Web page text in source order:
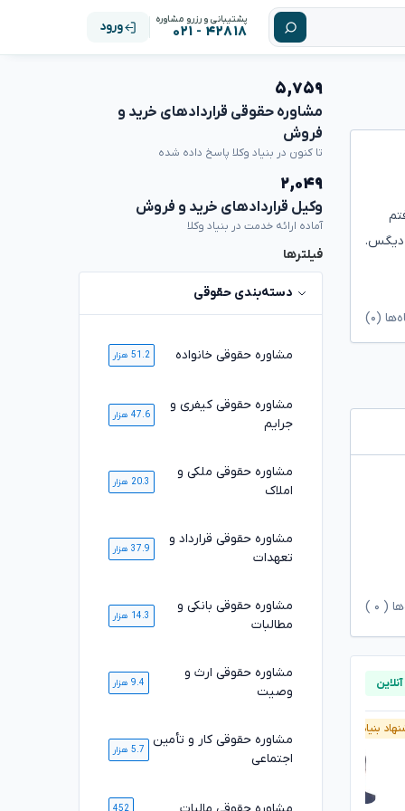
پشتیبانی و رزرو مشاوره
۴۲۸۱۸ - ۰۲۱ ورود
رفتم
ادرس خانه را دقیق بلد نیستم که کجاست. تحویل خانه توسط فروشنده به من ۱ ماه دیگس.
(۰)
( ۰
بنیاد وکلا پیشنهاد بنیاد وکلا
۵,۷۵۹
مشاوره حقوقی قراردادهای خرید و
فروش
تا کنون در بنیاد وکلا پاسخ داده شده
۲,۰۴۹
وکیل قراردادهای خرید و فروش
آماده ارائه خدمت در بنیاد وکلا
فیلترها
دسته‌بندی حقوقی
مشاوره حقوقی خانواده 51.2 هزار
مشاوره حقوقی کیفری و
جرایم
47.6 هزار
مشاوره حقوقی ملکی و
املاک
20.3 هزار
مشاوره حقوقی قرارداد و
تعهدات
37.9 هزار
مشاوره حقوقی بانکی و
مطالبات
14.3 هزار
مشاوره حقوقی ارث و
وصیت
9.4 هزار
مشاوره حقوقی کار و تأمین
اجتماعی
5.7 هزار